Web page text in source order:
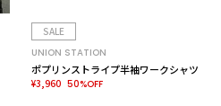
SALE
UNION STATION
ポプリンストライプ半袖ワークシャツ
¥3,960 50%OFF